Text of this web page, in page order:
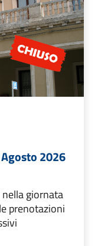
2026
giornata
prenotazioni